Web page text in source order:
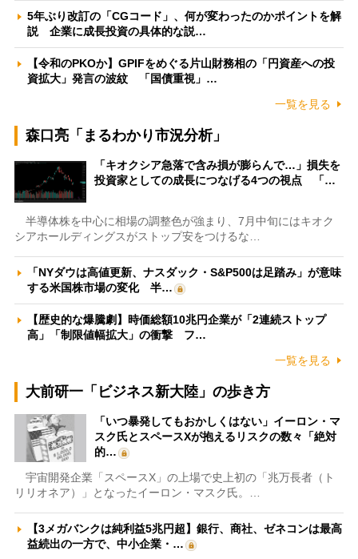
5年ぶり改訂の「CGコード」、何が変わったのかポイントを解
説 企業に成長投資の具体的な説…
【令和のPKOか】GPIFをめぐる片山財務相の「円資産への投
資拡大」発言の波紋 「国債重視」…
一覧を見る
森口亮「まるわかり市況分析」
「キオクシア急落で含み損が膨らんで…」損失を
投資家としての成長につなげる4つの視点 「…
半導体株を中心に相場の調整色が強まり、7月中旬にはキオク
シアホールディングスがストップ安をつけるな…
「NYダウは高値更新、ナスダック・S&P500は足踏み」が意味
する米国株市場の変化 半…
【歴史的な爆騰劇】時価総額10兆円企業が「2連続ストップ
高」「制限値幅拡大」の衝撃 フ…
一覧を見る
大前研一「ビジネス新大陸」の歩き方
「いつ暴発してもおかしくはない」イーロン・マ
スク氏とスペースXが抱えるリスクの数々「絶対
的…
宇宙開発企業「スペースX」の上場で史上初の「兆万長者（ト
リリオネア）」となったイーロン・マスク氏。…
【3メガバンクは純利益5兆円超】銀行、商社、ゼネコンは最高
益続出の一方で、中小企業・…